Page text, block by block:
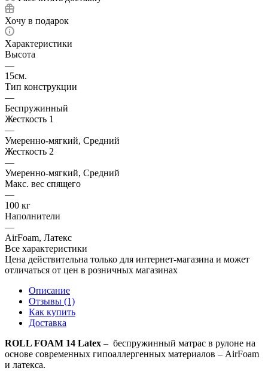
Хочу в подарок
Характеристики
Высота
—
15см.
Тип конструкции
—
Беспружинный
Жесткость 1
—
Умеренно-мягкий, Средний
Жесткость 2
—
Умеренно-мягкий, Средний
Макс. вес спящего
—
100 кг
Наполнители
—
AirFoam, Латекс
Все характеристики
Цена действительна только для интернет-магазина и может
отличаться от цен в розничных магазинах
Описание
Отзывы (1)
Как купить
Доставка
ROLL FOAM 14 Latex – беспружинный матрас в рулоне на
основе современных гипоаллергенных материалов – AirFoam
и латекса.